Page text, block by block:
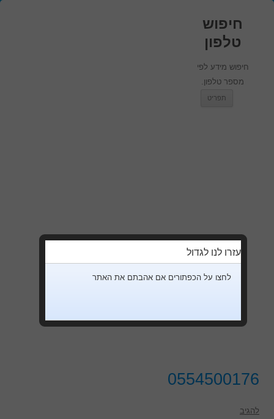
חיפוש
טלפון
חיפוש מידע לפי
מספר טלפון.
תפריט
0554500176
להגיב
עזרו לנו לגדול
לחצו על הכפתורים אם אהבתם את האתר